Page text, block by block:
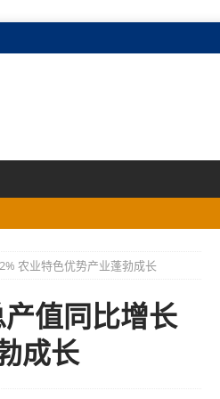
农业特色优势产业蓬勃成长
值同比增长
成长